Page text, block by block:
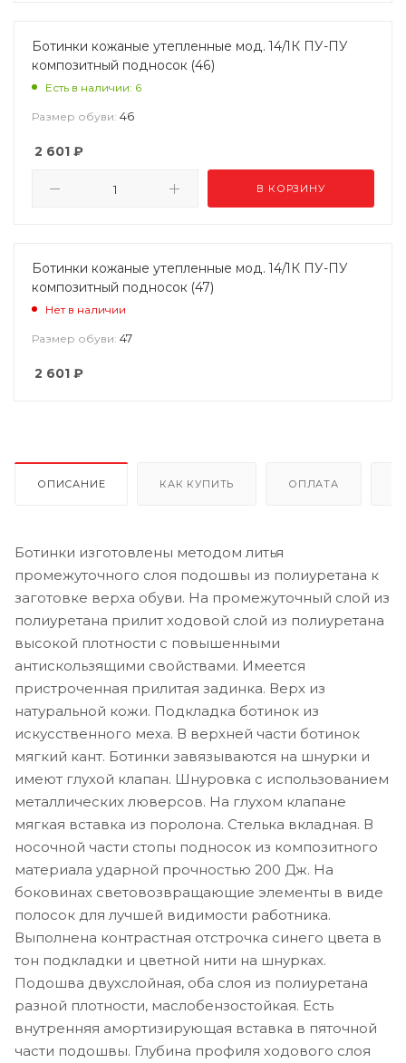
Ботинки кожаные утепленные мод. 14/1К ПУ-ПУ
композитный подносок (46)
Есть в наличии: 6
Размер обуви: 46
2 601 ₽
В КОРЗИНУ
Ботинки кожаные утепленные мод. 14/1К ПУ-ПУ
композитный подносок (47)
Нет в наличии
Размер обуви: 47
2 601 ₽
ОПИСАНИЕ КАК КУПИТЬ ОПЛАТА
Ботинки изготовлены методом литья
промежуточного слоя подошвы из полиуретана к
заготовке верха обуви. На промежуточный слой из
полиуретана прилит ходовой слой из полиуретана
высокой плотности с повышенными
антискользящими свойствами. Имеется
пристроченная прилитая задинка. Верх из
натуральной кожи. Подкладка ботинок из
искусственного меха. В верхней части ботинок
мягкий кант. Ботинки завязываются на шнурки и
имеют глухой клапан. Шнуровка с использованием
металлических люверсов. На глухом клапане
мягкая вставка из поролона. Стелька вкладная. В
носочной части стопы подносок из композитного
материала ударной прочностью 200 Дж. На
боковинах световозвращающие элементы в виде
полосок для лучшей видимости работника.
Выполнена контрастная отстрочка синего цвета в
тон подкладки и цветной нити на шнурках.
Подошва двухслойная, оба слоя из полиуретана
разной плотности, маслобензостойкая. Есть
внутренняя амортизирующая вставка в пяточной
части подошвы. Глубина профиля ходового слоя